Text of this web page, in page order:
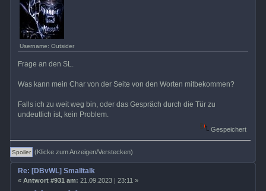
Username: Outsider
Frage an den SL.
Was kann mein Char von der Seite von den Worten mitbekommen?
Falls ich zu weit weg bin, oder das Gespräch durch die Tür zu
undeutlich ist, kein Problem.
Gespeichert
(Klicke zum Anzeigen/Verstecken)
Re: [DBvWL] Smalltalk
« Antwort #931 am: 21.09.2023 | 23:11 »